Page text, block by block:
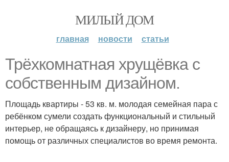
МИЛЫЙ ДОМ
главная новости статьи
Трёхкомнатная хрущёвка с
собственным дизайном.
Площадь квартиры - 53 кв. м. молодая семейная пара с
ребёнком сумели создать функциональный и стильный
интерьер, не обращаясь к дизайнеру, но принимая
помощь от различных специалистов во время ремонта.